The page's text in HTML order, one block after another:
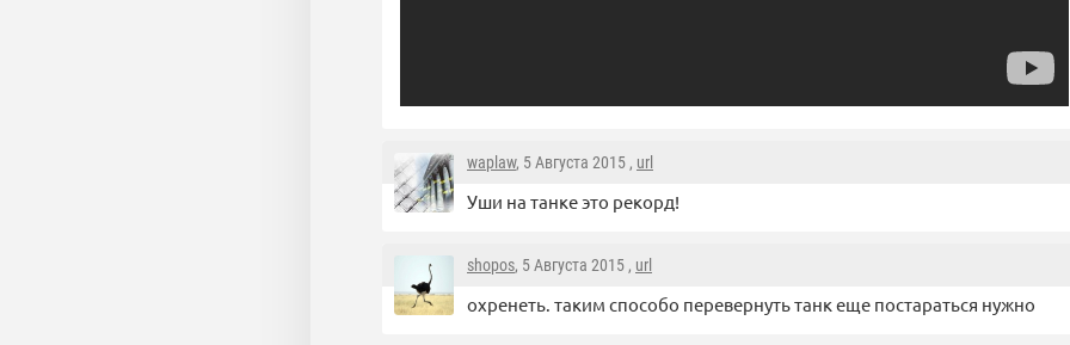
waplaw, 5 Августа 2015 , url
Уши на танке это рекорд!
shopos, 5 Августа 2015 , url
охренеть. таким способо перевернуть танк еще постараться нужно